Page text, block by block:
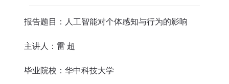
报告题目：人工智能对个体感知与行为的影响
主讲人：雷 超
毕业院校：华中科技大学